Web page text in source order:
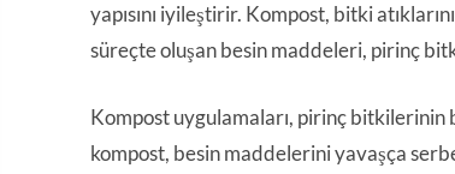
yapısını iyileştirir. Kompost, bitki
süreçte oluşan besin maddeleri, pirinç
Kompost uygulamaları, pirinç bitkilerinin
kompost, besin maddelerini yavaşça